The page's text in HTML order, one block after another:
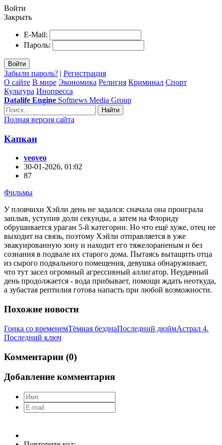
Войти
Закрыть
E-Mail:
Пароль:
Войти
Забыли пароль? | Регистрация
О сайте В мире Экономика Религия Криминал Спорт
Культура Инопресса
Datalife Engine Softnews Media Group
Найти
Полная версия сайта
Капкан
veoveo
30-01-2026, 01:02
87
Фильмы
У пловчихи Хэйли день не задался: сначала она проиграла
заплыв, уступив доли секунды, а затем на Флориду
обрушивается ураган 5-й категории. Но что ещё хуже, отец не
выходит на связь, поэтому Хэйли отправляется в уже
эвакуированную зону и находит его тяжелораненым и без
сознания в подвале их старого дома. Пытаясь вытащить отца
из сырого подвального помещения, девушка обнаруживает,
что тут засел огромный агрессивный аллигатор. Неудачный
день продолжается - вода прибывает, помощи ждать неоткуда,
а зубастая рептилия готова напасть при любой возможности.
Похожие новости
Гонка со временемТёмная безднаПоследний дюймАстрал 4.
Последний ключ
Комментарии (0)
Добавление комментария